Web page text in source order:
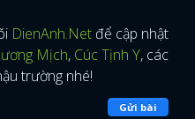
DienAnh.Net để cập nhật
Mịch, Cúc Tịnh Y, các
trường nhé!
Gửi bài